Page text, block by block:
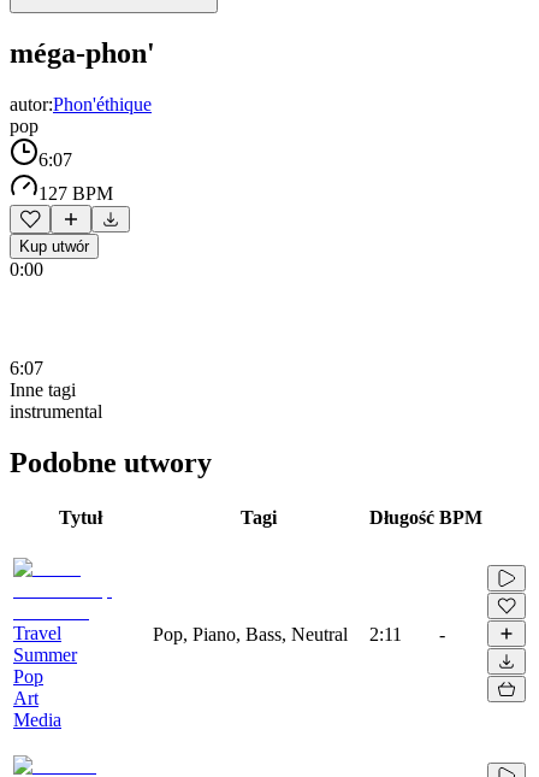
méga-phon'
autor:Phon'éthique
pop
6:07
127 BPM
Kup utwór
0:00
6:07
Inne tagi
instrumental
Podobne utwory
Tytuł Tagi Długość BPM
Travel
Summer
Pop
Art
Media
Pop, Piano, Bass, Neutral 2:11 -